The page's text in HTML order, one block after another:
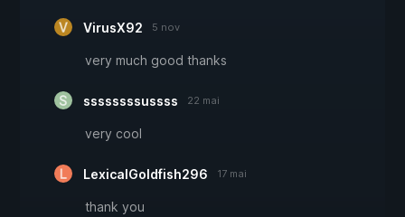
VirusX92 5 nov
very much good thanks
ssssssssussss 22 mai
very cool
LexicalGoldfish296 17 mai
thank you